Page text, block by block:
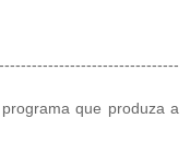
que produza a